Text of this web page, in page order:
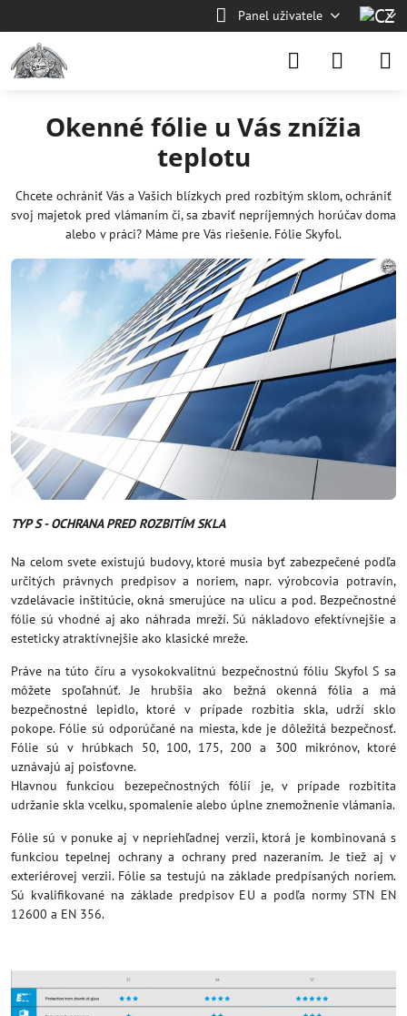
Panel uživatele
Okenné fólie u Vás znížia
teplotu
Chcete ochrániť Vás a Vašich blízkych pred rozbitým sklom, ochrániť
svoj majetok pred vlámaním či, sa zbaviť nepríjemných horúčav doma
alebo v práci? Máme pre Vás riešenie. Fólie Skyfol.
TYP S - OCHRANA PRED ROZBITÍM SKLA
Na celom svete existujú budovy, ktoré musia byť zabezpečené podľa
určitých právnych predpisov a noriem, napr. výrobcovia potravín,
vzdelávacie inštitúcie, okná smerujúce na ulicu a pod. Bezpečnostné
fólie sú vhodné aj ako náhrada mreží. Sú nákladovo efektívnejšie a
esteticky atraktívnejšie ako klasické mreže.
Práve na túto číru a vysokokvalitnú bezpečnostnú fóliu Skyfol S sa
môžete spoľahnúť. Je hrubšia ako bežná okenná fólia a má
bezpečnostné lepidlo, ktoré v prípade rozbitia skla, udrží sklo
pokope. Fólie sú odporúčané na miesta, kde je dôležitá bezpečnosť.
Fólie sú v hrúbkach 50, 100, 175, 200 a 300 mikrónov, ktoré
uznávajú aj poisťovne.
Hlavnou funkciou bezepečnostných fólií je, v prípade rozbitita
udržanie skla vcelku, spomalenie alebo úplne znemožnenie vlámania.
Fólie sú v ponuke aj v nepriehľadnej verzii, ktorá je kombinovaná s
funkciou tepelnej ochrany a ochrany pred nazeraním. Je tiež aj v
exteriérovej verzii. Fólie sa testujú na základe predpísaných noriem.
Sú kvalifikované na základe predpisov EU a podľa normy STN EN
12600 a EN 356.